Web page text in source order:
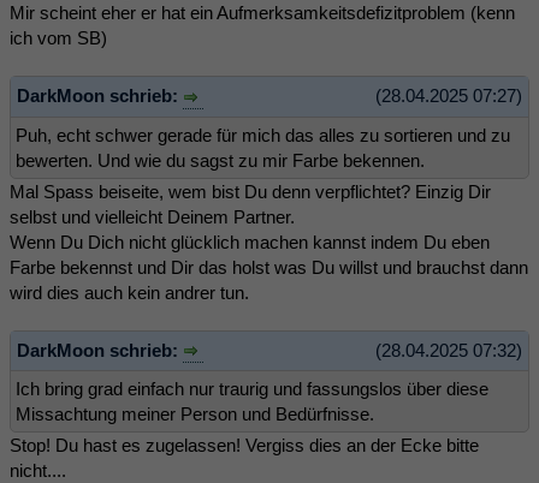
Mir scheint eher er hat ein Aufmerksamkeitsdefizitproblem (kenn
ich vom SB)
(28.04.2025 07:27)
DarkMoon schrieb:
Puh, echt schwer gerade für mich das alles zu sortieren und zu
bewerten. Und wie du sagst zu mir Farbe bekennen.
Mal Spass beiseite, wem bist Du denn verpflichtet? Einzig Dir
selbst und vielleicht Deinem Partner.
Wenn Du Dich nicht glücklich machen kannst indem Du eben
Farbe bekennst und Dir das holst was Du willst und brauchst dann
wird dies auch kein andrer tun.
(28.04.2025 07:32)
DarkMoon schrieb:
Ich bring grad einfach nur traurig und fassungslos über diese
Missachtung meiner Person und Bedürfnisse.
Stop! Du hast es zugelassen! Vergiss dies an der Ecke bitte
nicht....